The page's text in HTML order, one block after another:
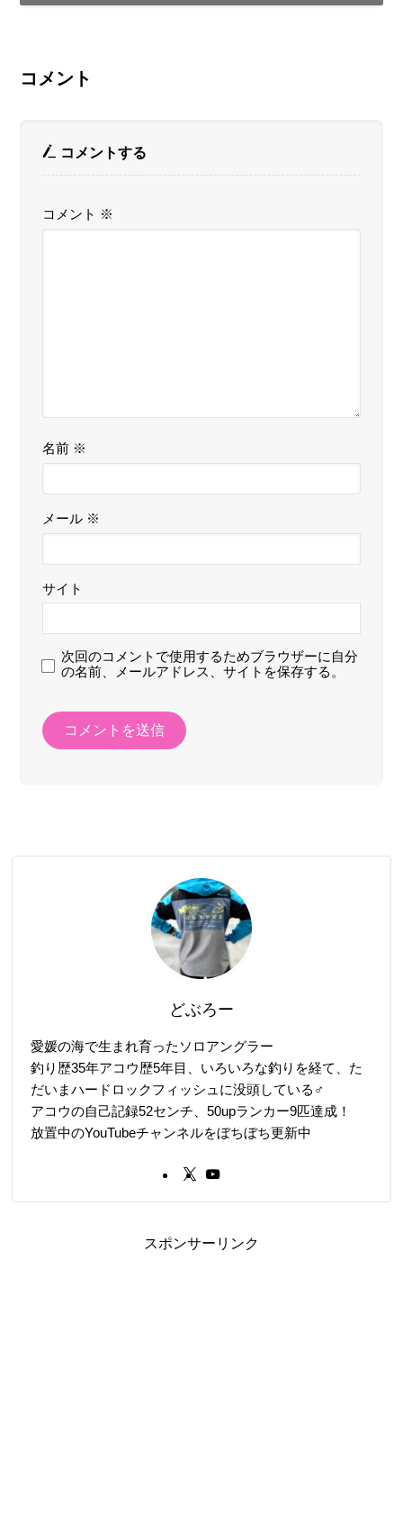
コメント
コメントする
コメント ※
名前 ※
メール ※
サイト
次回のコメントで使用するためブラウザーに自分
の名前、メールアドレス、サイトを保存する。
どぶろー
愛媛の海で生まれ育ったソロアングラー
釣り歴35年アコウ歴5年目、いろいろな釣りを経て、た
だいまハードロックフィッシュに没頭している♂
アコウの自己記録52センチ、50upランカー9匹達成！
放置中のYouTubeチャンネルをぼちぼち更新中
スポンサーリンク